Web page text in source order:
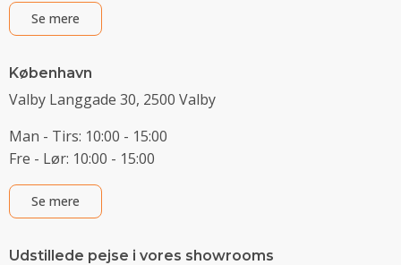
Se mere
København
Valby Langgade 30, 2500 Valby
Man - Tirs: 10:00 - 15:00
Fre - Lør: 10:00 - 15:00
Se mere
Udstillede pejse i vores showrooms